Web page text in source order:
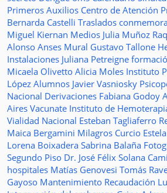
Primeros Auxilios Centro de Atención
Bernarda Castelli Traslados
Miguel Kiernan Medios Julia Muñoz
Alonso Anses Mural Gustavo Tallone
Instalaciones Juliana Petreigne
Micaela Olivetto Alicia Moles Instituto
López Alumnos Javier Vasniosky
Nacional Derivaciones Fabiana Godoy
Aires Vacunate Instituto de
Vialidad Nacional Esteban Tagliaferro
Maica Bergamini Milagros Curcio
Lorena Boixadera Sabrina Balaña
Segundo Piso Dr. José Félix Solana
hospitales Matías Genovesi Tomás
Gayoso Mantenimiento Recaudación